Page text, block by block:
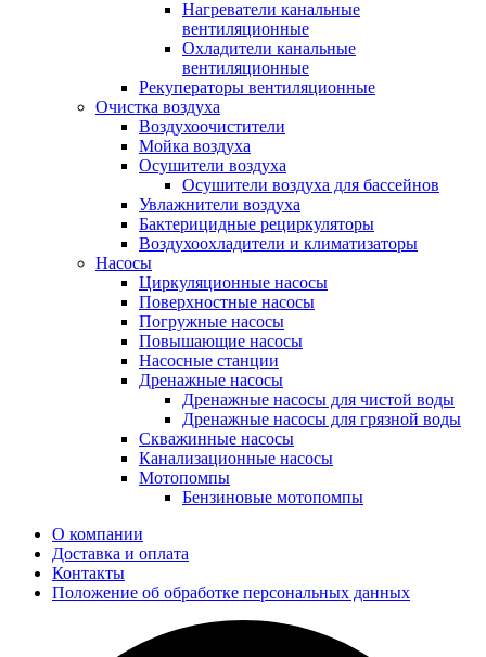
Нагреватели канальные
вентиляционные
Охладители канальные
вентиляционные
Рекуператоры вентиляционные
Очистка воздуха
Воздухоочистители
Мойка воздуха
Осушители воздуха
Осушители воздуха для бассейнов
Увлажнители воздуха
Бактерицидные рециркуляторы
Воздухоохладители и климатизаторы
Насосы
Циркуляционные насосы
Поверхностные насосы
Погружные насосы
Повышающие насосы
Насосные станции
Дренажные насосы
Дренажные насосы для чистой воды
Дренажные насосы для грязной воды
Скважинные насосы
Канализационные насосы
Мотопомпы
Бензиновые мотопомпы
О компании
Доставка и оплата
Контакты
Положение об обработке персональных данных